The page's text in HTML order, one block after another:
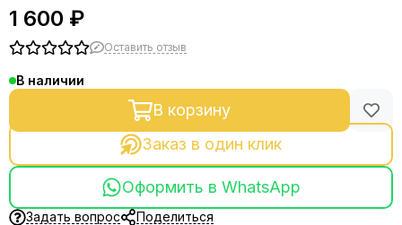
1 600 ₽
Оставить отзыв
В наличии
В корзину
Заказ в один клик
Оформить в WhatsApp
Задать вопрос Поделиться